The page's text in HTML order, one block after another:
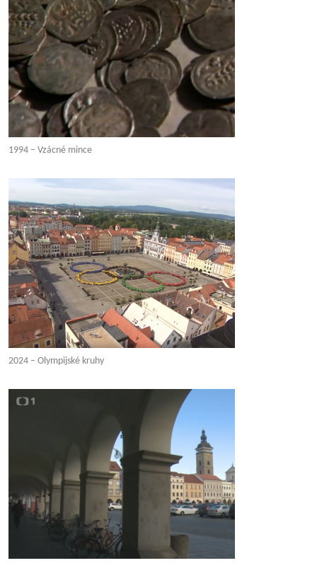
1994 – Vzácné mince
2024 – Olympijské kruhy